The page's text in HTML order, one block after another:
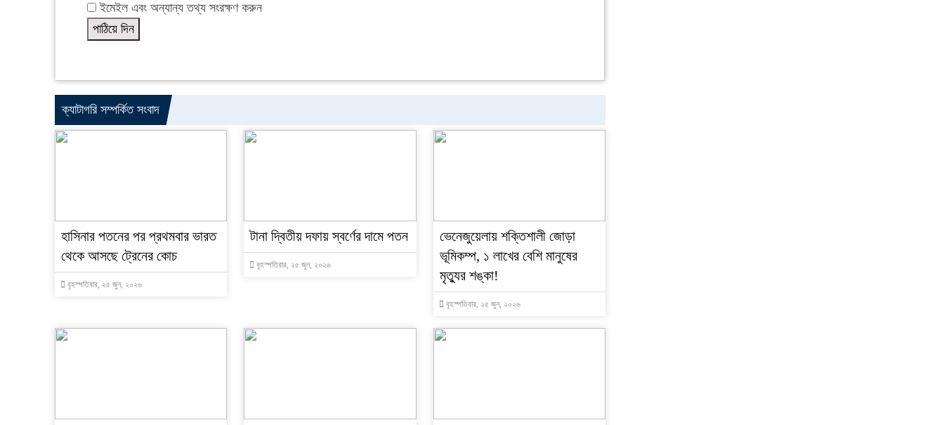
ইমেইল এবং অন্যান্য তথ্য সংরক্ষণ করুন
ক্যাটাগরি সম্পর্কিত সংবাদ
হাসিনার পতনের পর প্রথমবার ভারত
থেকে আসছে ট্রেনের কোচ
বৃহস্পতিবার, ২৫ জুন, ২০২৬
টানা দ্বিতীয় দফায় স্বর্ণের দামে পতন
বৃহস্পতিবার, ২৫ জুন, ২০২৬
ভেনেজুয়েলায় শক্তিশালী জোড়া
ভূমিকম্প, ১ লাখের বেশি মানুষের
মৃত্যুর শঙ্কা!
বৃহস্পতিবার, ২৫ জুন, ২০২৬